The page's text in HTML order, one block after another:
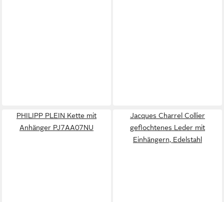
PHILIPP PLEIN Kette mit
Anhänger PJ7AA07NU
Jacques Charrel Collier
geflochtenes Leder mit
Einhängern, Edelstahl